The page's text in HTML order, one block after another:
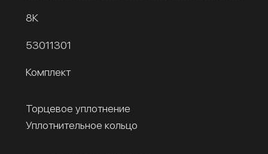
8К
53011301
Комплект
Торцевое уплотнение
Уплотнительное кольцо